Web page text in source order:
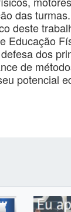
das
deste
Educação
dos
de
potencial